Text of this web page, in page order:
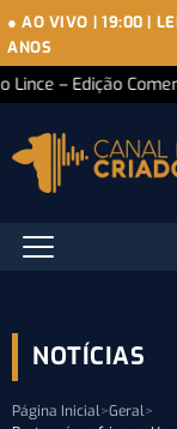
● AO VIVO | 19:00 |
ANOS
Lince – Edição
NOTÍCIAS
Página Inicial>Geral>